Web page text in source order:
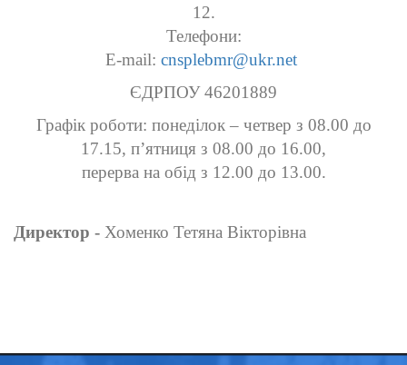
12.
Телефони:
Е-mail: cnsplebmr@ukr.net
ЄДРПОУ 46201889
Графік роботи: понеділок – четвер з 08.00 до
17.15, п’ятниця з 08.00 до 16.00,
перерва на обід з 12.00 до 13.00.
Директор - Хоменко Тетяна Вікторівна